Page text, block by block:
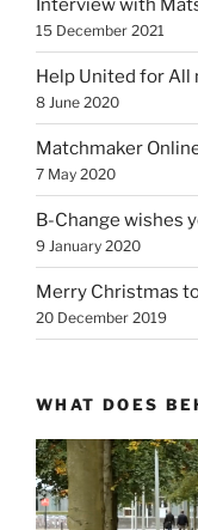
Interview with
15 December 2021
Help United for All
8 June 2020
Matchmaker
7 May 2020
B-Change wishes
9 January 2020
Merry Christmas
20 December 2019
WHAT DOES
Video
Player